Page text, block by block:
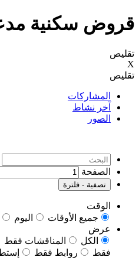
قروض سكنية
تقليص
X
تقليص
المشاركات
آخر نشاط
الصور
الصفحة
تصفية - فلترة
الوقت
جميع الأوقات
اليوم
عرض
الكل
المناقشات فقط
فقط
روابط فقط